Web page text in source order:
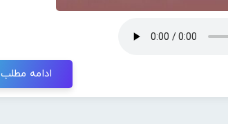
ادامه مطلب